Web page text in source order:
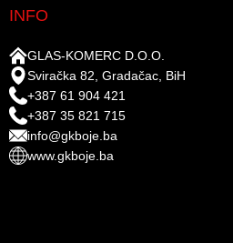
INFO
GLAS-KOMERC D.O.O.
Sviračka 82, Gradačac, BiH
+387 61 904 421
+387 35 821 715
info@gkboje.ba
www.gkboje.ba